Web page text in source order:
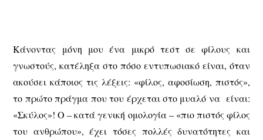
Κάνοντας μόνη μου ένα μικρό τεστ σε φίλους και
γνωστούς, κατέληξα στο πόσο εντυπωσιακό είναι, όταν
ακούσει κάποιος τις λέξεις: «φίλος, αφοσίωση, πιστός»,
το πρώτο πράγμα που του έρχεται στο μυαλό να είναι:
«Σκύλος»! Ο – κατά γενική ομολογία – «πιο πιστός φίλος
του ανθρώπου», έχει τόσες πολλές δυνατότητες και